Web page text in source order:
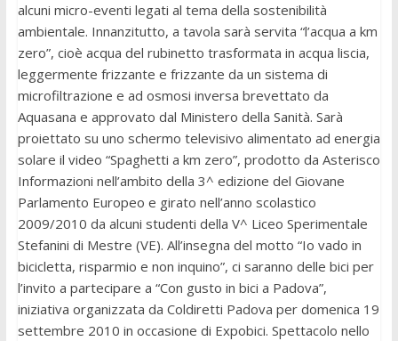
alcuni micro-eventi legati al tema della sostenibilità
ambientale. Innanzitutto, a tavola sarà servita “l’acqua a km
zero”, cioè acqua del rubinetto trasformata in acqua liscia,
leggermente frizzante e frizzante da un sistema di
microfiltrazione e ad osmosi inversa brevettato da
Aquasana e approvato dal Ministero della Sanità. Sarà
proiettato su uno schermo televisivo alimentato ad energia
solare il video “Spaghetti a km zero”, prodotto da Asterisco
Informazioni nell’ambito della 3^ edizione del Giovane
Parlamento Europeo e girato nell’anno scolastico
2009/2010 da alcuni studenti della V^ Liceo Sperimentale
Stefanini di Mestre (VE). All’insegna del motto “Io vado in
bicicletta, risparmio e non inquino”, ci saranno delle bici per
l’invito a partecipare a “Con gusto in bici a Padova”,
iniziativa organizzata da Coldiretti Padova per domenica 19
settembre 2010 in occasione di Expobici. Spettacolo nello